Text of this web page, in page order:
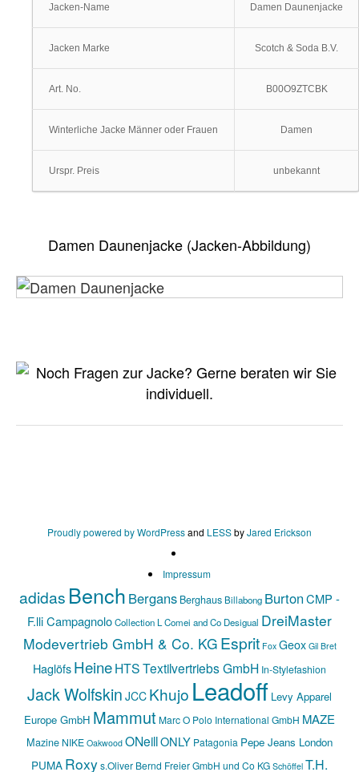
Jacken-Name Damen Daunenjacke
Jacken Marke Scotch & Soda B.V.
Art. No. B00O9ZTCBK
Winterliche Jacke Männer oder Frauen Damen
Urspr. Preis unbekannt
Damen Daunenjacke (Jacken-Abbildung)
Proudly powered by WordPressand LESSbyJared Erickson
Impressum
adidas Bench Bergans Berghaus Billabong BurtonCMP -
F.lli CampagnoloCollection L Comei and Co Desigual DreiMaster
Modevertrieb GmbH & Co. KG Esprit Fox Geox Gil Bret
HaglöfsHeineHTS Textilvertriebs GmbH In-Stylefashion
Jack Wolfskin JCC Khujo Leadoff Levy Apparel
Europe GmbH Mammut Marc O Polo International GmbH MAZE
Mazine NIKE Oakwood ONeillONLY Patagonia Pepe Jeans London
PUMA Roxys.Oliver Bernd Freier GmbH und Co KG Schöffel T.H.